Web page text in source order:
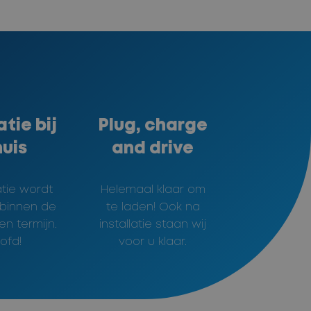
bij
wordt
de
termijn.
Plug, charge
and drive
Helemaal klaar om
te laden! Ook na
installatie staan wij
voor u klaar.